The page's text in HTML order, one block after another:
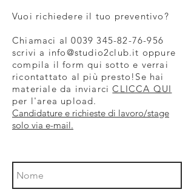
Vuoi richiedere il tuo preventivo?
Chiamaci al0039 345-82-76-956
scrivi a info@studio2club.it oppure
compila il form qui sotto e verrai
ricontattato al più presto!Se hai
materiale da inviarciCLICCA QUI
per l'area upload.
Candidature e richieste di lavoro/stage
solo via e-mail.